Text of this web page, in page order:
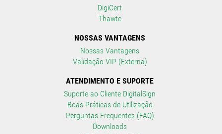
DigiCert
Thawte
NOSSAS VANTAGENS
Nossas Vantagens
Validação VIP (Externa)
ATENDIMENTO E SUPORTE
Suporte ao Cliente DigitalSign
Boas Práticas de Utilização
Perguntas Frequentes (FAQ)
Downloads